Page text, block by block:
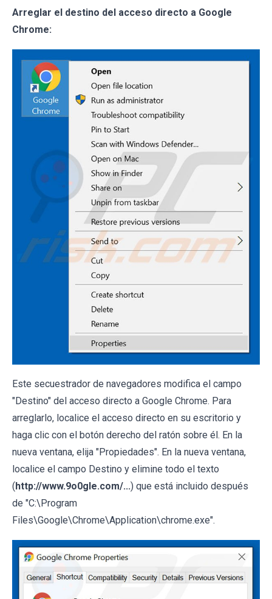
Arreglar el destino del acceso directo a Google
Chrome:
Este secuestrador de navegadores modifica el campo
"Destino" del acceso directo a Google Chrome. Para
arreglarlo, localice el acceso directo en su escritorio y
haga clic con el botón derecho del ratón sobre él. En la
nueva ventana, elija "Propiedades". En la nueva ventana,
localice el campo Destino y elimine todo el texto
( http://www.9o0gle.com/...) que está incluido después
de "C:\Program
Files\Google\Chrome\Application\chrome.exe".